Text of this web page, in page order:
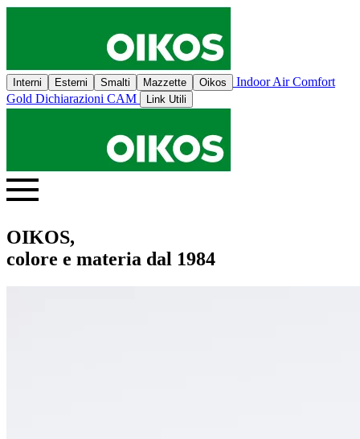
Interni Esterni Smalti Mazzette Oikos
Indoor Air Comfort
Gold Dichiarazioni CAM Link Utili
OIKOS,
colore e materia dal 1984